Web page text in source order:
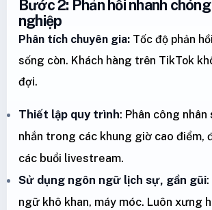
Bước 2: Phản hồi nhanh
nghiệp
Phân tích chuyên gia: Tốc độ phản
sống còn. Khách hàng trên TikTok
đợi.
Thiết lập quy trình: Phân công
nhắn trong các khung giờ cao điểm,
các buổi livestream.
Sử dụng ngôn ngữ lịch sự, gần gũi
ngữ khô khan, máy móc. Luôn xưng